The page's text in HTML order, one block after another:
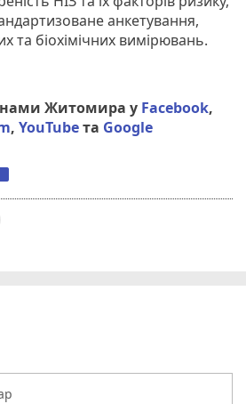
анкетування,
та біохімічних вимірювань.
Житомира у Facebook,
, YouTubeта Google
chat_bubble